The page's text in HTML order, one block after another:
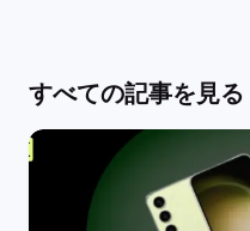
すべての記事を見る